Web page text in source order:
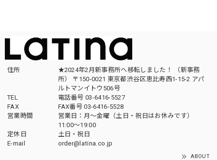
住所
★2024年2月新事務所へ移転しました！ （新事務
所） 〒150-0021 東京都渋谷区恵比寿西1-15-2 アパ
ルトマンイトウ506号
TEL
電話番号 03-6416-5527
FAX
FAX番号 03-6416-5528
営業時間
営業日：月〜金曜（土日・祝日はお休みです）
11:00〜19:00
定休日
土日・祝日
E-mail
order@latina.co.jp
ABOUT